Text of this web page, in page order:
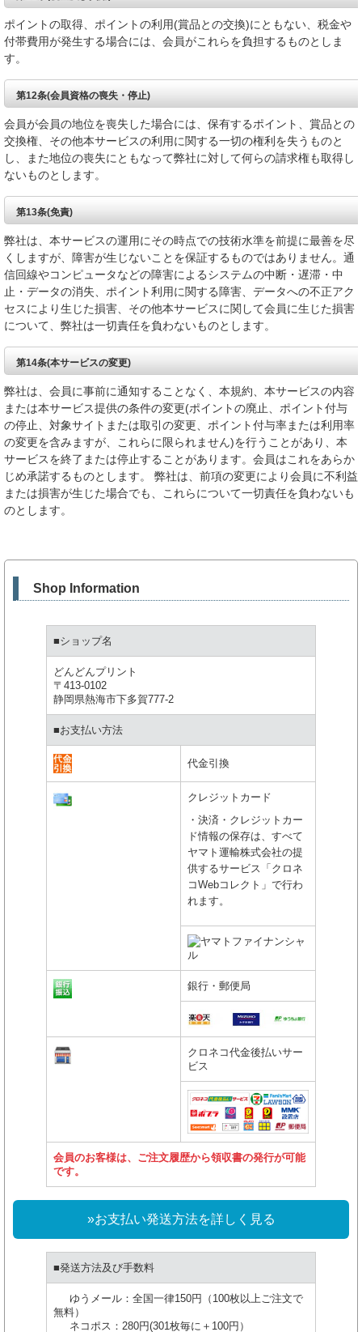
ポイントの取得、ポイントの利用(賞品との交換)にともない、税金や
付帯費用が発生する場合には、会員がこれらを負担するものとしま
す。
第12条(会員資格の喪失・停止)
会員が会員の地位を喪失した場合には、保有するポイント、賞品との
交換権、その他本サービスの利用に関する一切の権利を失うものと
し、また地位の喪失にともなって弊社に対して何らの請求権も取得し
ないものとします。
第13条(免責)
弊社は、本サービスの運用にその時点での技術水準を前提に最善を尽
くしますが、障害が生じないことを保証するものではありません。通
信回線やコンピュータなどの障害によるシステムの中断・遅滞・中
止・データの消失、ポイント利用に関する障害、データへの不正アク
セスにより生じた損害、その他本サービスに関して会員に生じた損害
について、弊社は一切責任を負わないものとします。
第14条(本サービスの変更)
弊社は、会員に事前に通知することなく、本規約、本サービスの内容
または本サービス提供の条件の変更(ポイントの廃止、ポイント付与
の停止、対象サイトまたは取引の変更、ポイント付与率または利用率
の変更を含みますが、これらに限られません)を行うことがあり、本
サービスを終了または停止することがあります。会員はこれをあらか
じめ承諾するものとします。 弊社は、前項の変更により会員に不利益
または損害が生じた場合でも、これらについて一切責任を負わないも
のとします。
Shop Information
■ショップ名
どんどんプリント
〒413-0102
静岡県熱海市下多賀777-2
■お支払い方法
代金引換
クレジットカード
・決済・クレジットカー
ド情報の保存は、すべて
ヤマト運輸株式会社の提
供するサービス「クロネ
コWebコレクト」で行わ
れます。
銀行・郵便局
クロネコ代金後払いサー
ビス
会員のお客様は、ご注文履歴から領収書の発行が可能
です。
»お支払い発送方法を詳しく見る
■発送方法及び手数料
ゆうメール：全国一律150円（100枚以上ご注文で
無料）
ネコポス：280円(301枚毎に＋100円）